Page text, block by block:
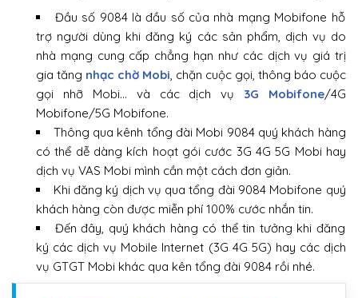
Đầu số 9084 là đầu số của nhà mạng Mobifone hỗ
trợ người dùng khi đăng ký các sản phẩm, dịch vụ do
nhà mạng cung cấp chẳng hạn như các dịch vụ giá trị
gia tăng nhạc chờ Mobi, chặn cuộc gọi, thông báo cuộc
gọi nhỡ Mobi… và các dịch vụ 3G Mobifone/4G
Mobifone/5G Mobifone.
Thông qua kênh tổng đài Mobi 9084 quý khách hàng
có thể dễ dàng kích hoạt gói cước 3G 4G 5G Mobi hay
dịch vụ VAS Mobi mình cần một cách đơn giản.
Khi đăng ký dịch vụ qua tổng đài 9084 Mobifone quý
khách hàng còn được miễn phí 100% cước nhắn tin.
Đến đây, quý khách hàng có thể tin tưởng khi đăng
ký các dịch vụ Mobile Internet (3G 4G 5G) hay các dịch
vụ GTGT Mobi khác qua kên tổng đài 9084 rồi nhé.